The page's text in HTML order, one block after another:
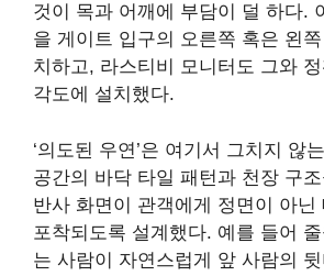
것이 목과 어깨에 부담이 덜 하다.
을 게이트 입구의 오른쪽 혹은 왼
치하고, 라스티비 모니터도 그와
각도에 설치했다.
‘의도된 우연’은 여기서 그치지 않
공간의 바닥 타일 패턴과 천장 구
반사 화면이 관객에게 정면이 아닌
포착되도록 설계했다. 예를 들어
는 사람이 자연스럽게 앞 사람의